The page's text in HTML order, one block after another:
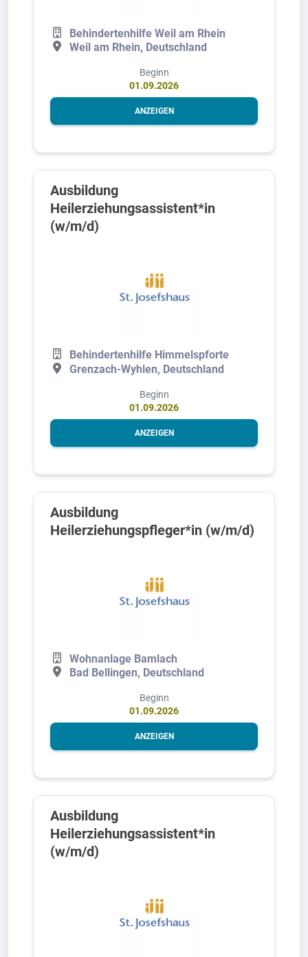
Behindertenhilfe Weil am Rhein
Weil am Rhein, Deutschland
Beginn
01.09.2026
ANZEIGEN
Ausbildung
Heilerziehungsassistent*in
(w/m/d)
Behindertenhilfe Himmelspforte
Grenzach-Wyhlen, Deutschland
Beginn
01.09.2026
ANZEIGEN
Ausbildung
Heilerziehungspfleger*in (w/m/d)
Wohnanlage Bamlach
Bad Bellingen, Deutschland
Beginn
01.09.2026
ANZEIGEN
Ausbildung
Heilerziehungsassistent*in
(w/m/d)